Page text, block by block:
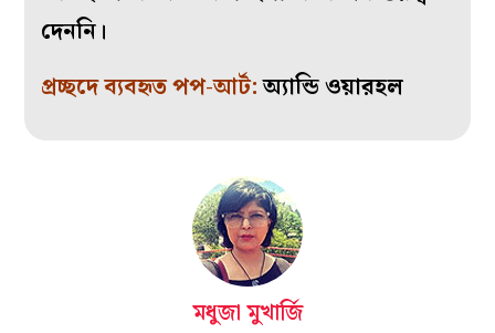
দেননি।
প্রচ্ছদে ব্যবহৃত পপ-আর্ট:অ্যান্ডি ওয়ারহল
মধুজা মুখার্জি